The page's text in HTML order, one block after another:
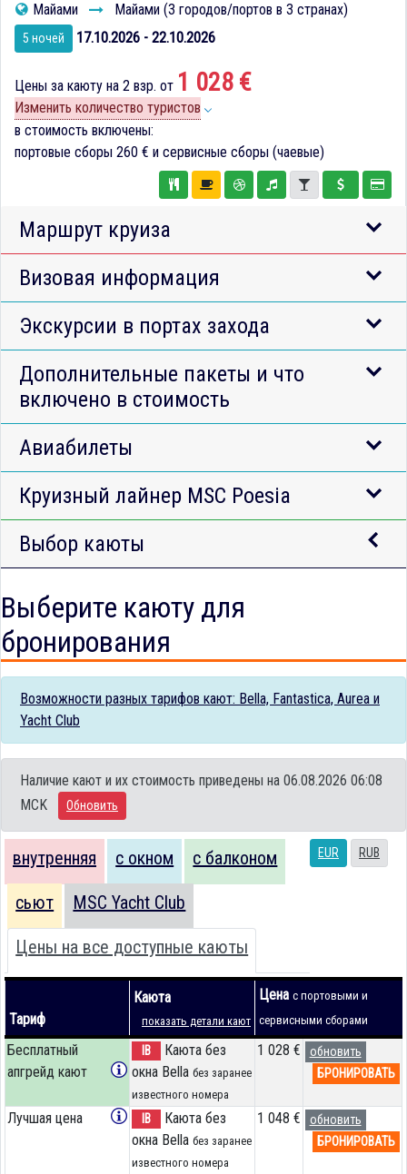
Майами Майами (3 городов/портов в 3 странах)
5 ночей 17.10.2026 - 22.10.2026
Цены за каюту на 2 взр. от 1 028 €
Изменить количество туристов
в стоимость включены:
портовые сборы 260 € и сервисные сборы (чаевые)
Маршрут круиза
Визовая информация
Экскурсии в портах захода
Дополнительные пакеты и что
включено в стоимость
Авиабилеты
Круизный лайнер MSC Poesia
Выбор каюты
Выберите каюту для
бронирования
Возможности разных тарифов кают: Bella, Fantastica, Aurea и
Yacht Club
Наличие кают и их стоимость приведены на 06.08.2026 06:08
MCK
Обновить
EUR RUB
внутренняя с окном с балконом
сьют MSC Yacht Club
Цены на все доступные каюты
Тариф
Каюта
показать детали кают
Цена с портовыми и
сервисными сборами
Бесплатный
апгрейд кают
IB
Каюта без
окна Bella без заранее
известного номера
1 028 €
обновить
БРОНИРОВАТЬ
Лучшая цена IB
Каюта без
окна Bella без заранее
известного номера
1 048 €
обновить
БРОНИРОВАТЬ